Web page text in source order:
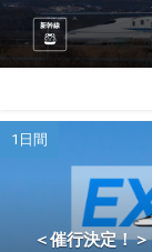
新幹線
1日間
＜催行決定！